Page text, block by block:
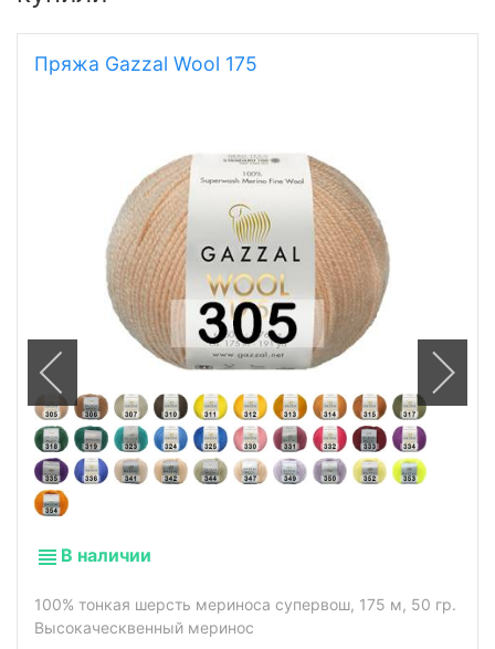
Пряжа Gazzal Wool 175
В наличии
100% тонкая шерсть мериноса супервош, 175 м, 50 гр.
Высокаческвенный меринос